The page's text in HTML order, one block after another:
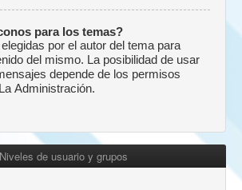
para los temas?
por el autor del tema para
del mismo. La posibilidad de usar
depende de los permisos
Administración.
Niveles de usuario y grupos